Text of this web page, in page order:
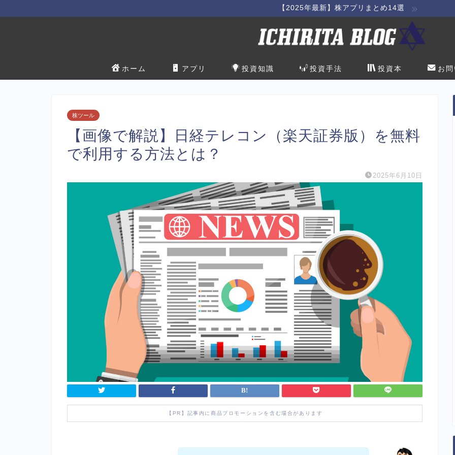
【2025年最新】株アプリまとめ14選
ホーム アプリ 投資知識 投資手法 投資本 お
株ツール
【画像で解説】日経テレコン（楽天証券版）を無料
で利用する方法とは？
2025年6月10日
【PR】記事内に商品プロモーションを含む場合があります